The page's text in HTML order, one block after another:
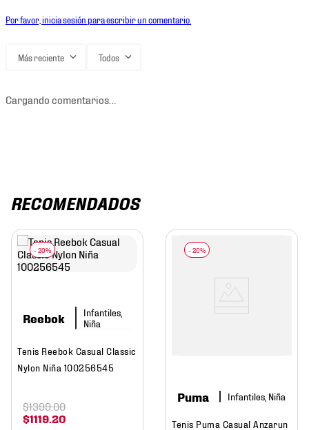
Por favor, inicia sesión para escribir un comentario.
Más reciente Todos
Cargando comentarios…
RECOMENDADOS
Reebok
Infantiles,
Niña
Tenis Reebok Casual Classic
Nylon Niña 100256545
$1119 20
$1399.00
Puma Infantiles, Niña
Tenis Puma Casual Anzarun